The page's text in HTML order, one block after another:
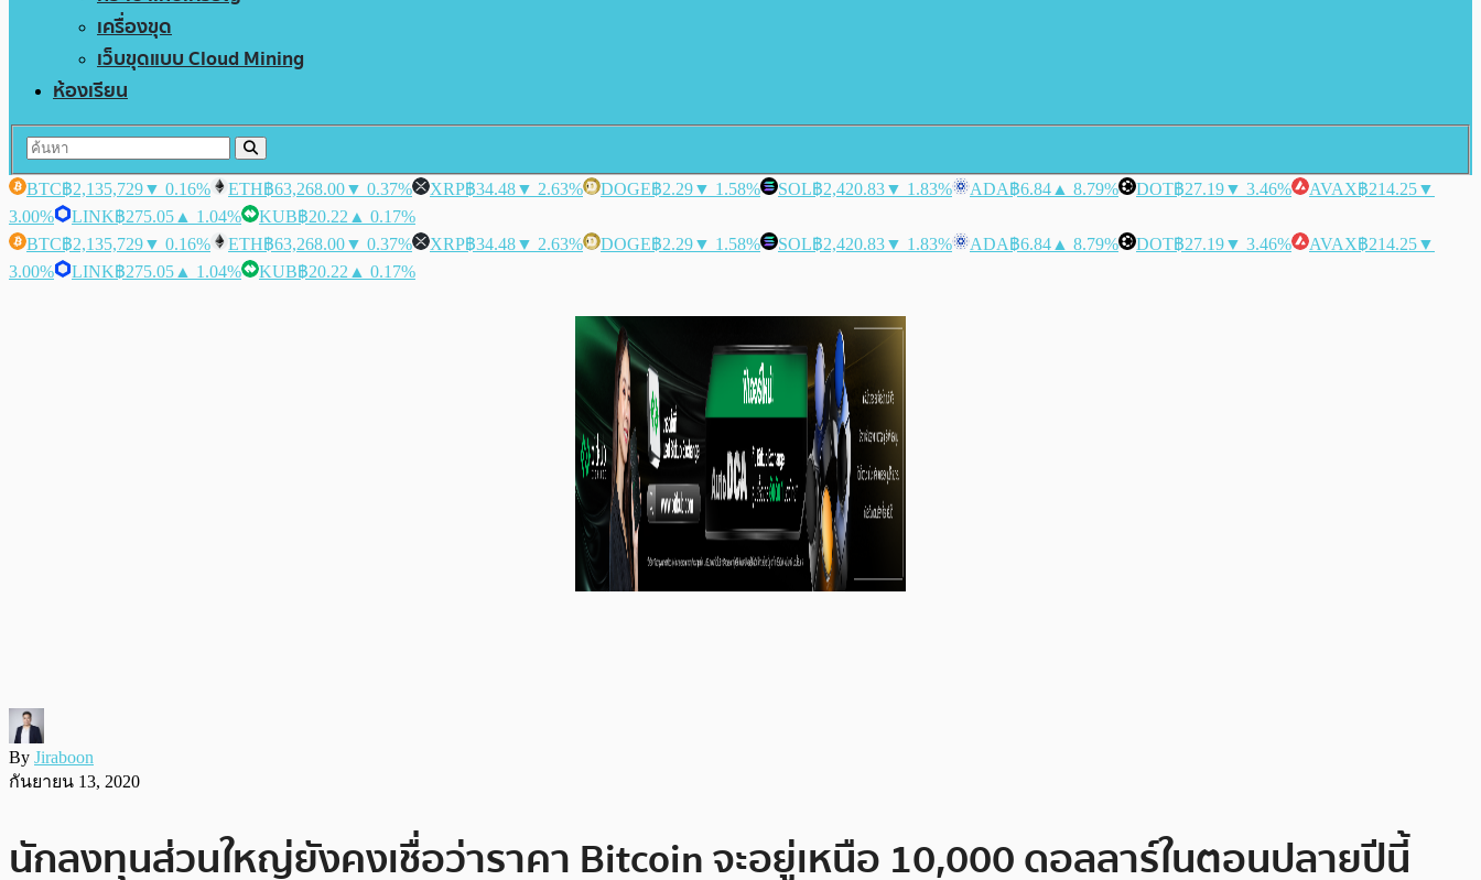
เครื่องขุด
เว็บขุดแบบ Cloud Mining
ห้องเรียน
BTC฿2,135,729▼ 0.16% ETH฿63,268.00▼ 0.37% XRP฿34.48▼ 2.63% DOGE฿2.29▼ 1.58% SOL฿2,420.83▼ 1.83% ADA฿6.84 ▲ 8.79% DOT฿27.19▼ 3.46% AVAX฿214.25▼
3.00%
LINK฿275.05 ▲ 1.04% KUB฿20.22 ▲ 0.17%
BTC฿2,135,729▼ 0.16% ETH฿63,268.00▼ 0.37% XRP฿34.48▼ 2.63% DOGE฿2.29▼ 1.58% SOL฿2,420.83▼ 1.83% ADA฿6.84 ▲ 8.79% DOT฿27.19▼ 3.46% AVAX฿214.25▼
3.00%
LINK฿275.05 ▲ 1.04% KUB฿20.22 ▲ 0.17%
By Jiraboon
กันยายน 13, 2020
นักลงทุนส่วนใหญ่ยังคงเชื่อว่าราคา Bitcoin จะอยู่เหนือ 10,000 ดอลลาร์ในตอนปลายปีนี้